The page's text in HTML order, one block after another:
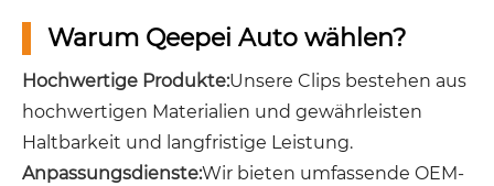
Warum Qeepei Auto wählen?
Hochwertige Produkte:Unsere Clips bestehen aus
hochwertigen Materialien und gewährleisten
Haltbarkeit und langfristige Leistung.
Anpassungsdienste:Wir bieten umfassende OEM-